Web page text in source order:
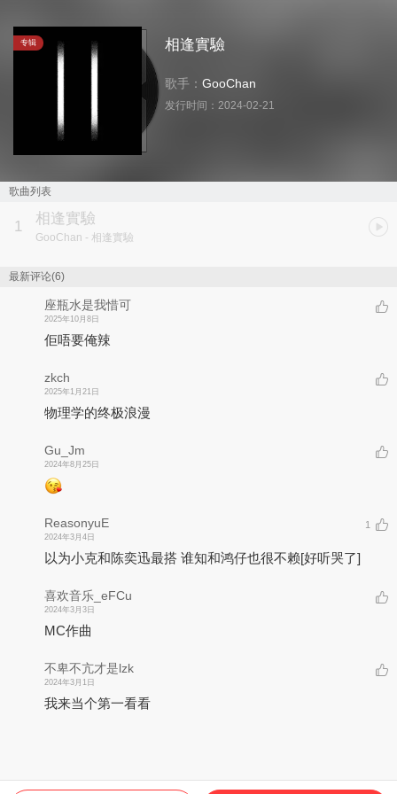
专辑 相逢實驗
歌手： GooChan
发行时间： 2024-02-21
歌曲列表
1 相逢實驗
GooChan - 相逢實驗
最新评论(6)
座瓶水是我惜可
2025年10月8日
佢唔要俺辣
zkch
2025年1月21日
物理学的终极浪漫
Gu_Jm
2024年8月25日
ReasonyuE
2024年3月4日
1
以为小克和陈奕迅最搭 谁知和鸿仔也很不赖[好听哭了]
喜欢音乐_eFCu
2024年3月3日
MC作曲
不卑不亢才是lzk
2024年3月1日
我来当个第一看看